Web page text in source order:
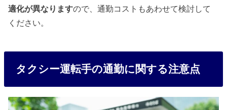
適化が異なりますので、通勤コストもあわせて検討して
ください。
タクシー運転手の通勤に関する注意点